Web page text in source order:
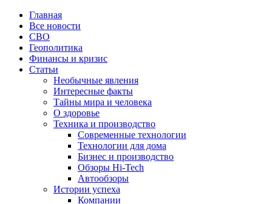
Главная
Все новости
СВО
Геополитика
Финансы и кризис
Статьи
Необычные явления
Интересные факты
Тайны мира и человека
О здоровье
Техника и производство
Современные технологии
Технологии для дома
Бизнес и производство
Обзоры Hi-Tech
Автообзоры
Истории успеха
Компании